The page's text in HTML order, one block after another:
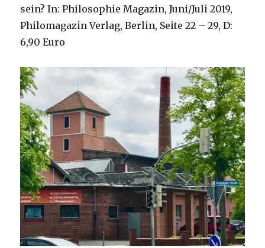
sein? In: Philosophie Magazin, Juni/Juli 2019,
Philomagazin Verlag, Berlin, Seite 22 – 29, D:
6,90 Euro